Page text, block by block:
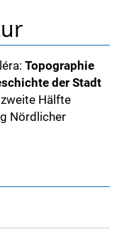
Topographie
der Stadt
Hälfte
Nördlicher